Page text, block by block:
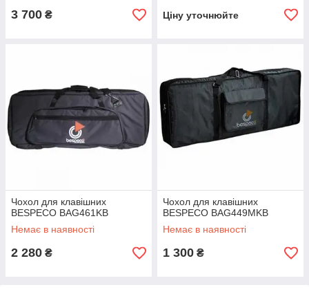
3 700 ₴ Ціну уточнюйте
Чохол для клавішних
BESPECO BAG461KB
Немає в наявності
2 280 ₴
Чохол для клавішних
BESPECO BAG449MKB
Немає в наявності
1 300 ₴